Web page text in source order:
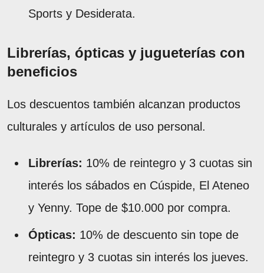
Sports y Desiderata.
Librerías, ópticas y jugueterías con
beneficios
Los descuentos también alcanzan productos
culturales y artículos de uso personal.
Librerías: 10% de reintegro y 3 cuotas sin
interés los sábados en Cúspide, El Ateneo
y Yenny. Tope de $10.000 por compra.
Ópticas: 10% de descuento sin tope de
reintegro y 3 cuotas sin interés los jueves.